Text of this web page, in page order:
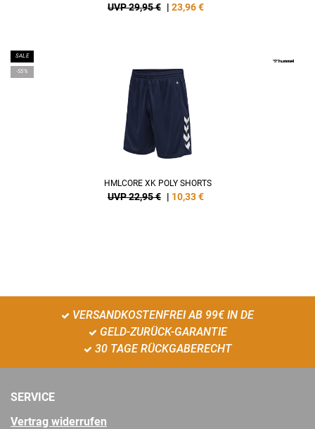
UVP 29,95 € | 23,96€
SALE
-55%
HMLCORE XK POLY SHORTS
UVP 22,95 € | 10,33€
VERSANDKOSTENFREI AB 99€ IN DE
GELD-ZURÜCK-GARANTIE
30 TAGE RÜCKGABERECHT
SERVICE
Vertrag widerrufen